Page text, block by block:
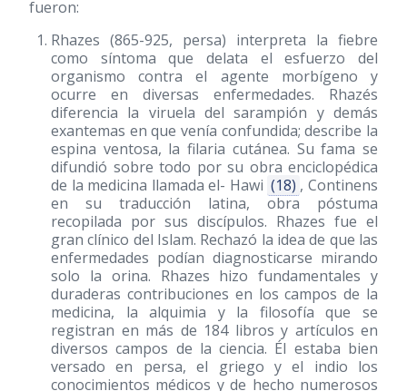
fueron:
Rhazes (865-925, persa) interpreta la fiebre
como síntoma que delata el esfuerzo del
organismo contra el agente morbígeno y
ocurre en diversas enfermedades. Rhazés
diferencia la viruela del sarampión y demás
exantemas en que venía confundida; describe la
espina ventosa, la filaria cutánea. Su fama se
difundió sobre todo por su obra enciclopédica
de la medicina llamada el- Hawi (18) , Continens
en su traducción latina, obra póstuma
recopilada por sus discípulos. Rhazes fue el
gran clínico del Islam. Rechazó la idea de que las
enfermedades podían diagnosticarse mirando
solo la orina. Rhazes hizo fundamentales y
duraderas contribuciones en los campos de la
medicina, la alquimia y la filosofía que se
registran en más de 184 libros y artículos en
diversos campos de la ciencia. Él estaba bien
versado en persa, el griego y el indio los
conocimientos médicos y de hecho numerosos